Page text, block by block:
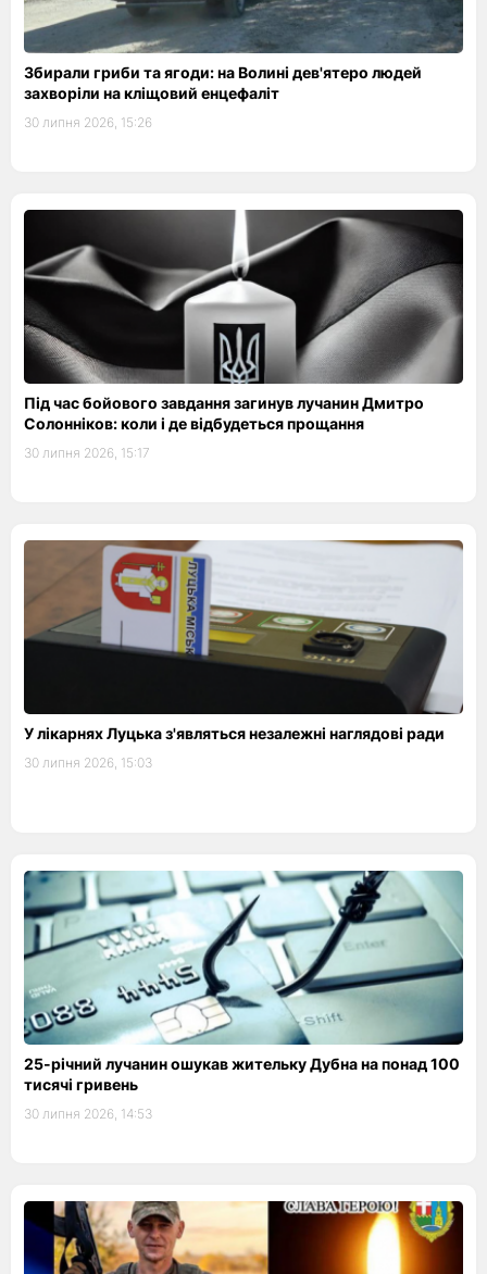
Збирали гриби та ягоди: на Волині дев'ятеро людей
захворіли на кліщовий енцефаліт
30 липня 2026, 15:26
Під час бойового завдання загинув лучанин Дмитро
Солонніков: коли і де відбудеться прощання
30 липня 2026, 15:17
У лікарнях Луцька з'являться незалежні наглядові ради
30 липня 2026, 15:03
25-річний лучанин ошукав жительку Дубна на понад 100
тисячі гривень
30 липня 2026, 14:53